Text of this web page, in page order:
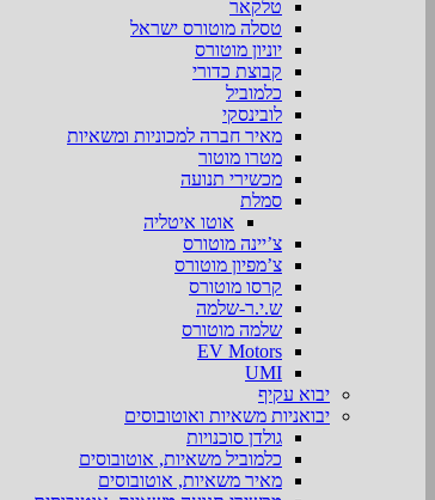
טלקאר
טסלה מוטורס ישראל
יוניון מוטורס
קבוצת כדורי
כלמוביל
לובינסקי
מאיר חברה למכוניות ומשאיות
מטרו מוטור
מכשירי תנועה
סמלת
אוטו איטליה
צ’יינה מוטורס
צ’מפיון מוטורס
קרסו מוטורס
ש.י.ר-שלמה
שלמה מוטורס
EV Motors
UMI
יבוא עקיף
יבואניות משאיות ואוטובוסים
גולדן סוכנויות
כלמוביל משאיות, אוטובוסים
מאיר משאיות, אוטובוסים